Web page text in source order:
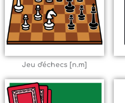
Jeu d'échecs [n.m]